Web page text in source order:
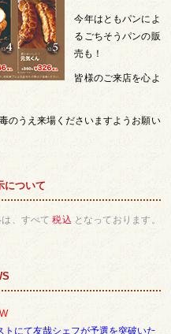
今年はともパンによ
るごちそうパンの販
売も！
皆様のご来店を心よ
のうえ来場くださいますようお願い
について
、すべて 税込 となっております。
トにて友哉シェフが予選を突破いた